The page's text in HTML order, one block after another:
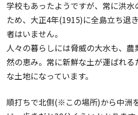
学校もあったようですが、常に洪
ため、大正4年(1915)に全島立ち退
者はいません。
人々の暮らしには脅威の大水も、農
然の恵み。常に新鮮な土が運ばれる
な土地になっています。
順打ちで北側(※この場所)から中洲